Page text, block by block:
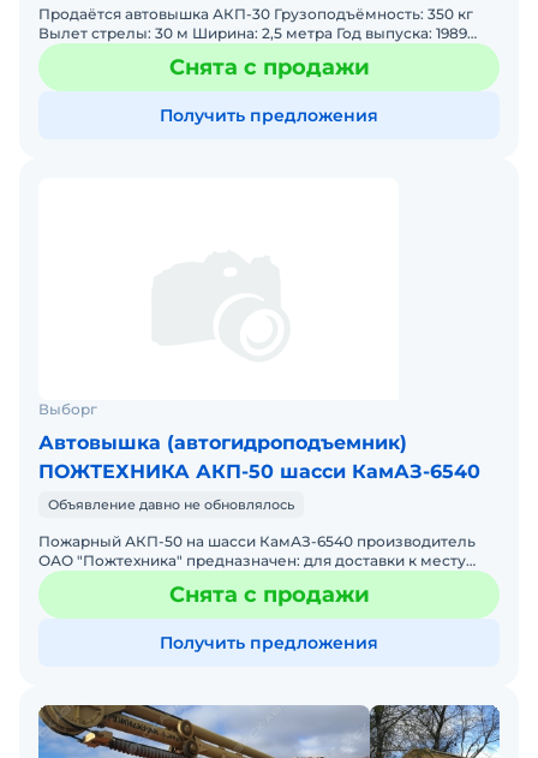
Продаётся автовышка АКП-30 Грузоподъёмность: 350 кг
Вылет стрелы: 30 м Ширина: 2,5 метра Год выпуска: 1989
Пробег: 48 000 км Состояние: хорошее Возможна
Снята с продажи
Получить предложения
Выборг
Автовышка (автогидроподъемник)
ПОЖТЕХНИКА АКП-50 шасси КамАЗ-6540
Объявление давно не обновлялось
Пожарный АКП-50 на шасси КамАЗ-6540 производитель
ОАО "Пожтехника" предназначен: для доставки к месту
проведения спасательных, противопожарных работ
боевого
Снята с продажи
Получить предложения